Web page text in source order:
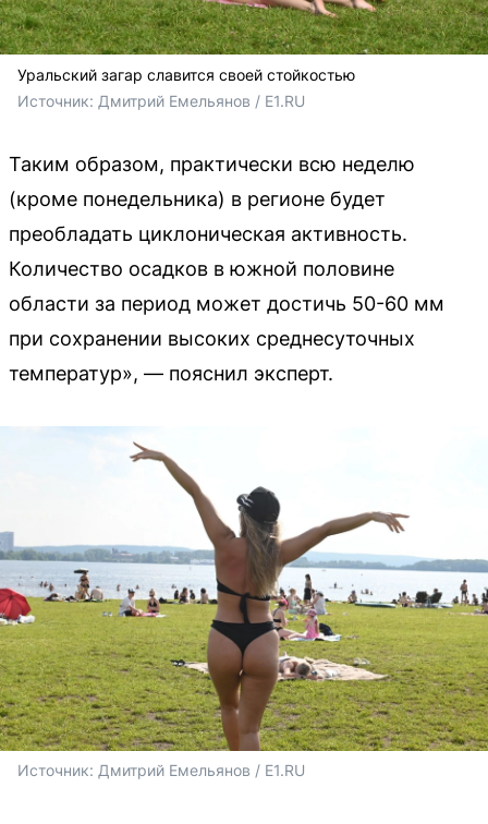
Уральский загар славится своей стойкостью
Источник: Дмитрий Емельянов / E1.RU
Таким образом, практически всю неделю
(кроме понедельника) в регионе будет
преобладать циклоническая активность.
Количество осадков в южной половине
области за период может достичь 50-60 мм
при сохранении высоких среднесуточных
температур», — пояснил эксперт.
Источник: Дмитрий Емельянов / E1.RU